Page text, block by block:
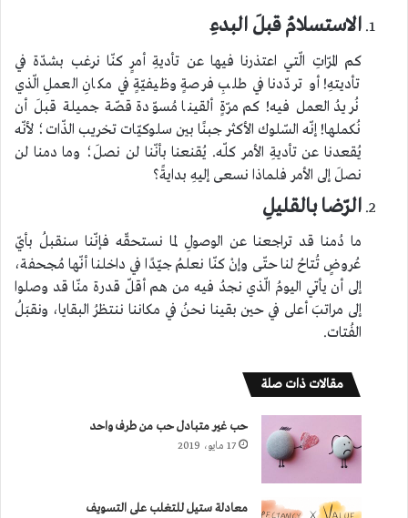
الاستسلامُ قبلَ البدءِ
كم المرّاتِ الّتي اعتذرنا فيها عن تأديةِ أمرٍ كنّا نرغب بشدّة في
تأديتهِ! أو تردّدنا في طلبِ فرصةٍ وظيفيّةٍ في مكانِ العملِ الّذي
نُريدُ العمل فيه! كم مرّةٍ ألقينا مُسوّدة قصّة جميلة قبلَ أن
نُكملها! إنّه السّلوك الأكثر جبنًا بين سلوكيّات تخريب الذّات؛ لأنّه
يُقعدنا عن تأديةِ الأمر كلّه. يُقنعنا بأنّنا لن نصلَ؛ وما دمنا لن
نصلَ إلى الأمر فلماذا نسعى إليهِ بدايةً؟
الرّضا بالقليلِ
ما دُمنا قد تراجعنا عن الوصولِ لما نستحقّه فإنّنا سنقبلُ بأيّ
عُروضٍ تُتاحُ لنا حتّى وإنْ كنّا نعلمُ جيّدًا في داخلنا أنّها مُجحفة،
إلى أن يأتي اليومُ الّذي نجدُ فيه من هم أقلّ قدرة منّا قد وصلوا
إلى مراتبَ أعلى في حين بقينا نحنُ في مكاننا ننتظرُ البقايا، ونقبَلُ
الفُتات.
مقالات ذات صلة
حب غير متبادل حب من طرف واحد
17 مايو، 2019
معادلة ستيل للتغلب على التسويف